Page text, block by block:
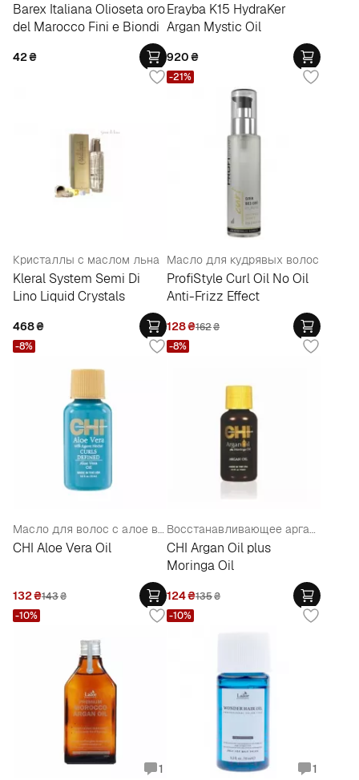
Barex Italiana Olioseta oro
del Marocco Fini e Biondi
42₴
Erayba K15 HydraKer
Argan Mystic Oil
920₴
Кристаллы с маслом льна
Kleral System Semi Di
Lino Liquid Crystals
468₴
Масло для кудрявых волос
ProfiStyle Curl Oil No Oil
Anti-Frizz Effect
128₴162₴
-21%
Масло для волос с алое вера
CHI Aloe Vera Oil
132₴143₴
-8%
Восстанавливающее аргановое масло для волос
CHI Argan Oil plus
Moringa Oil
124₴135₴
-8%
1
-10%
1
-10%